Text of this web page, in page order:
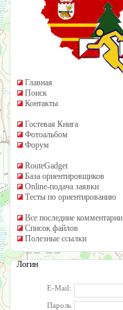
Главная
Поиск
Контакты
Гостевая Книга
Фотоальбом
Форум
RouteGadget
База ориентировщиков
Online-подача заявки
Тесты по ориентированию
Все последние комментарии
Список файлов
Полезные ссылки
Логин
E-Mail:
Пароль